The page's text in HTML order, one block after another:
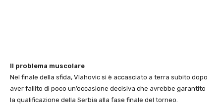
Il problema muscolare
Nel finale della sfida, Vlahovic si è accasciato a terra subito dopo
aver fallito di poco un’occasione decisiva che avrebbe garantito
la qualificazione della Serbia alla fase finale del torneo.